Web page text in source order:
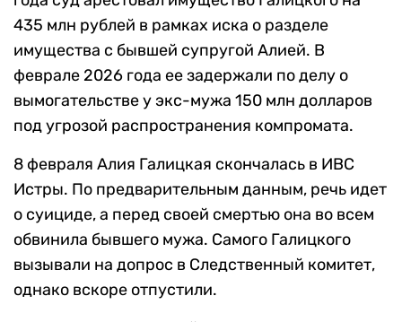
435 млн рублей в рамках иска о разделе
имущества с бывшей супругой Алией. В
феврале 2026 года ее задержали по делу о
вымогательстве у экс-мужа 150 млн долларов
под угрозой распространения компромата.
8 февраля Алия Галицкая скончалась в ИВС
Истры. По предварительным данным, речь идет
о суициде, а перед своей смертью она во всем
обвинила бывшего мужа. Самого Галицкого
вызывали на допрос в Следственный комитет,
однако вскоре отпустили.